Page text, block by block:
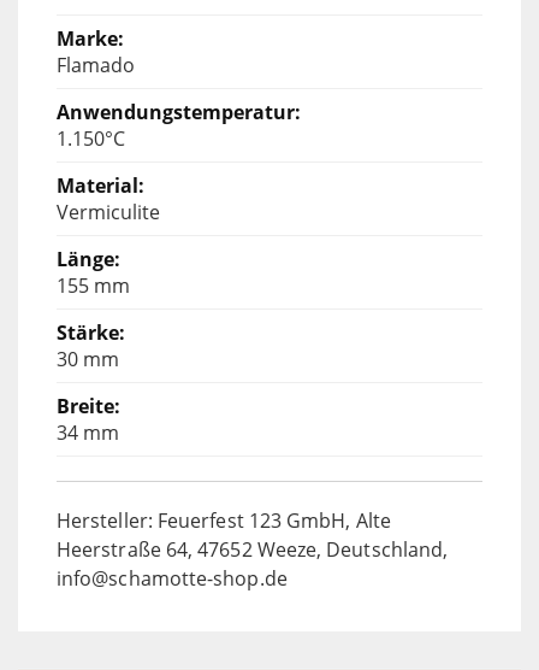
Flamado
1.150°C
Vermiculite
155 mm
30 mm
34 mm
Hersteller: Feuerfest 123 GmbH, Alte
Heerstraße 64, 47652 Weeze, Deutschland,
info@schamotte-shop.de